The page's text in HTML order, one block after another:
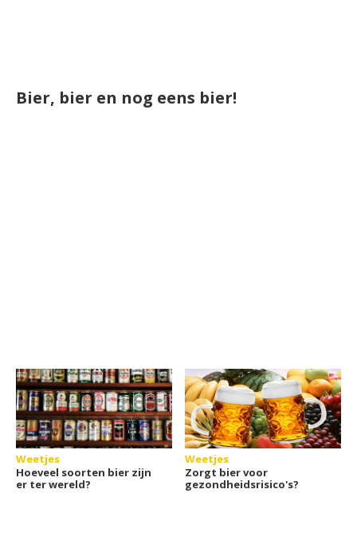
Bier, bier en nog eens bier!
Weetjes
Hoeveel soorten bier zijn
er ter wereld?
Weetjes
Zorgt bier voor
gezondheidsrisico's?